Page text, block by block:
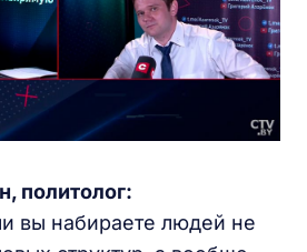
политолог:
вы набираете людей не